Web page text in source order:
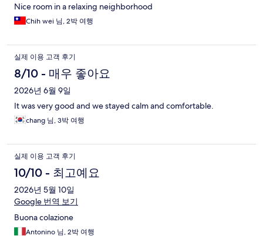
Nice room in a relaxing neighborhood
Chih wei 님, 2박 여행
실제 이용 고객 후기
8/10 - 매우 좋아요
2026년 6월 9일
It was very good and we stayed calm and comfortable.
chang 님, 3박 여행
실제 이용 고객 후기
10/10 - 최고예요
2026년 5월 10일
Google 번역 보기
Buona colazione
Antonino 님, 2박 여행